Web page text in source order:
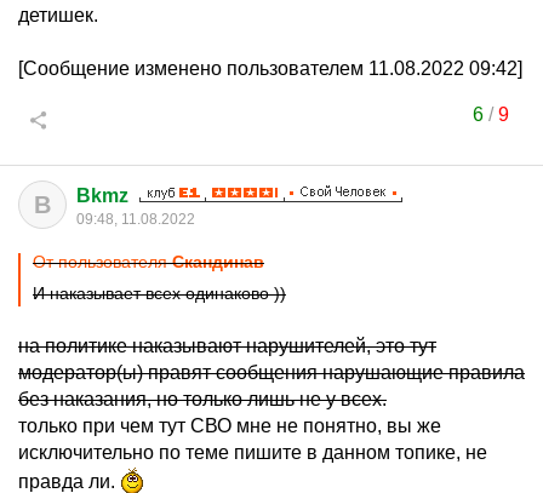
детишек.
[Сообщение изменено пользователем 11.08.2022 09:42]
6/9
B Bkmz
09:48, 11.08.2022
От пользователяСкандинав
И наказывает всех одинаково ))
на политике наказывают нарушителей, это тут
модератор(ы) правят сообщения нарушающие правила
без наказания, но только лишь не у всех.
только при чем тут СВО мне не понятно, вы же
исключительно по теме пишите в данном топике, не
правда ли.